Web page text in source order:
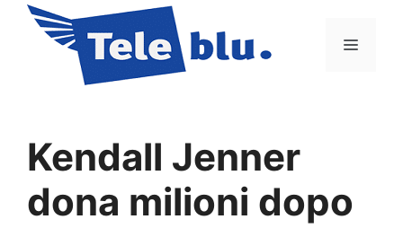
contenuto
Menu
Kendall Jenner
dona milioni dopo